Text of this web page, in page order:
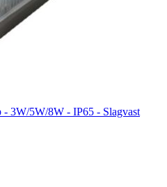
3W/5W/8W - IP65 - Slagvast